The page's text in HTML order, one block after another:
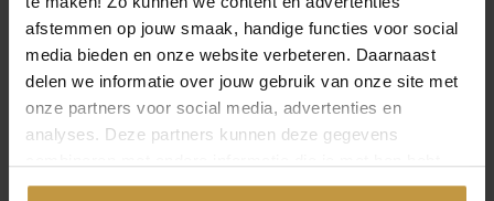
afstemmen op jouw smaak, handige functies voor social
media bieden en onze website verbeteren. Daarnaast
delen we informatie over jouw gebruik van onze site met
onze partners voor social media, advertenties en
analyses. Deze partners kunnen deze gegevens
gedeeld of die ze hebben verzameld via jouw gebruik van
€199,00 €199,00